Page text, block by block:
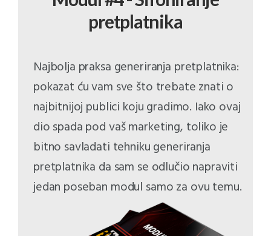
pretplatnika
Najbolja praksa generiranja pretplatnika:
pokazat ću vam sve što trebate znati o
najbitnijoj publici koju gradimo. Iako ovaj
dio spada pod vaš marketing, toliko je
bitno savladati tehniku generiranja
pretplatnika da sam se odlučio napraviti
jedan poseban modul samo za ovu temu.